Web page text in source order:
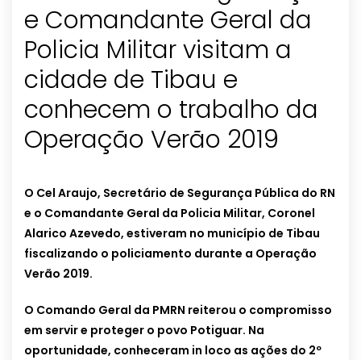
e Comandante Geral da
Policia Militar visitam a
cidade de Tibau e
conhecem o trabalho da
Operação Verão 2019
O Cel Araujo, Secretário de Segurança Pública do RN
e o Comandante Geral da Policia Militar, Coronel
Alarico Azevedo, estiveram no município de Tibau
fiscalizando o policiamento durante a Operação
Verão 2019.
O Comando Geral da PMRN reiterou o compromisso
em servir e proteger o povo Potiguar. Na
oportunidade, conheceram in loco as ações do 2º